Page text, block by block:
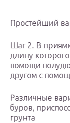
Простейший
Шаг 2. В
длину
помощи
другом с
Различные
буров,
грунта